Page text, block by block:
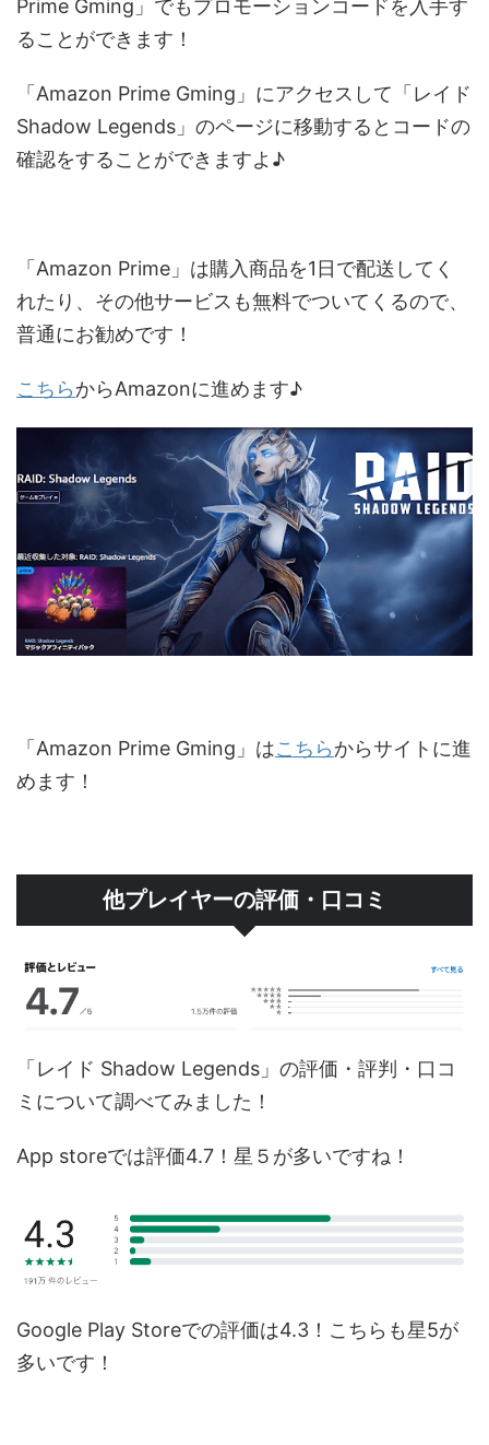
Prime Gming」でもプロモーションコードを入手す
ることができます！
「Amazon Prime Gming」にアクセスして「レイド
Shadow Legends」のページに移動するとコードの
確認をすることができますよ♪
「Amazon Prime」は購入商品を1日で配送してく
れたり、その他サービスも無料でついてくるので、
普通にお勧めです！
こちらからAmazonに進めます♪
「Amazon Prime Gming」はこちらからサイトに進
めます！
他プレイヤーの評価・口コミ
「レイド Shadow Legends」の評価・評判・口コ
ミについて調べてみました！
App storeでは評価4.7！星５が多いですね！
Google Play Storeでの評価は4.3！こちらも星5が
多いです！